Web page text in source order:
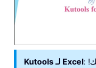
Kutools لـ Excel: أكثر من 300 أداة مفيدة بين يديك!